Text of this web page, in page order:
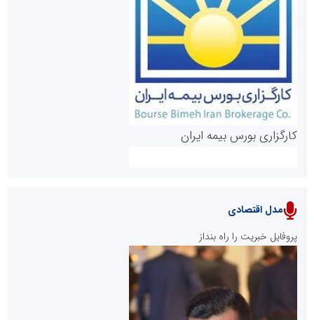
روابط عمومی خبرگزاری گزارش خبر
پایگاه خبری نهضت ملی مسکن
کارگزاری بورس بیمه ایران
مدل اقتصادی
پروفایل خبریت را راه بنداز